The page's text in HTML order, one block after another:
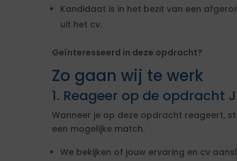
Kandidaat is in het bezit van een
uit het cv.
Geïnteresseerd in deze opdracht?
Zo gaan wij te werk
1. Reageer op de opdracht
Wanneer je op deze opdracht reageert,
een mogelijke match.
We bekijken of jouw ervaring en cv